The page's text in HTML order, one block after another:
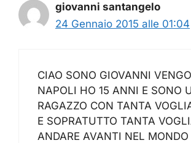
giovanni santangelo
24 Gennaio 2015 alle 01:04
CIAO SONO GIOVANNI
NAPOLI HO 15 ANNI E SONO
RAGAZZO CON TANTA
E SOPRATUTTO TANTA
ANDARE AVANTI NEL MONDO